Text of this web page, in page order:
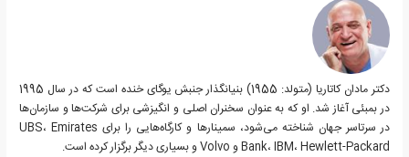
دکتر مادان کاتاریا (متولد: 1955) بنیانگذار جنبش یوگای خنده است که در سال 1995
در بمبئی آغاز شد. او که به عنوان سخنران اصلی و انگیزشی برای شرکت‌ها و سازمان‌ها
در سرتاسر جهان شناخته می‌شود، سمینارها و کارگاه‌هایی را برای UBS، Emirates
Bank، IBM، Hewlett-Packard و Volvo و بسیاری دیگر برگزار کرده است.